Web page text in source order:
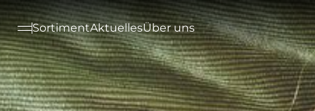
SortimentAktuellesÜber uns